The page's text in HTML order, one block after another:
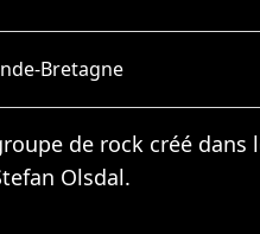
Bretagne
de rock créé dans
Olsdal.